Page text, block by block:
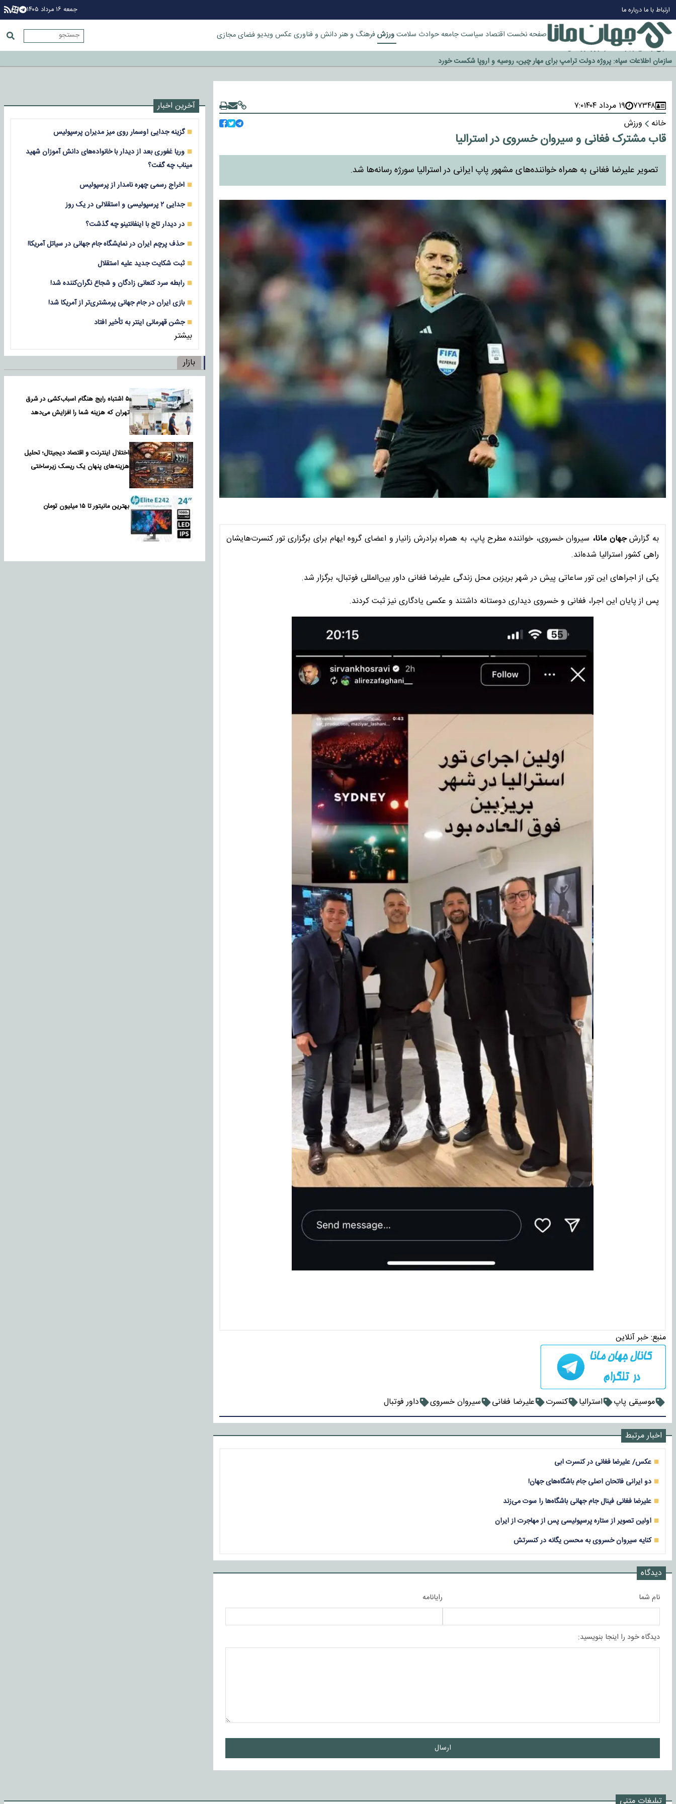
ارتباط با مادرباره ما جمعه ۱۶ مرداد ۱۴۰۵
صفحه نخست اقتصاد سیاستجامعهحوادث سلامتورزشفرهنگ و هنردانش و فناوری عکس ویدیوفضای مجازی
چرا طلا دوباره افزایشی شد؟
گزینه جدایی اوسمار روی میز مدیران پرسپولیس
آیا رئیس جمهور آمریکا قانون را دور می‌زند؟
اخراج رسمی چهره نامدار از پرسپولیس
سازمان اطلاعات سپاه: پروژه دولت ترامپ برای مهار چین، روسیه و اروپا شکست خورد
۷۷۳۴۸ ۱۹ مرداد ۱۴۰۴
۷:۰
خانه
ورزش
قاب مشترک فغانی و سیروان خسروی در استرالیا
تصویر علیرضا فغانی به همراه خواننده‌های مشهور پاپ ایرانی در استرالیا سورژه رسانه‌ها شد.
به گزارشجهان مانا، سیروان خسروی، خواننده مطرح پاپ، به همراه برادرش زانیار و اعضای گروه ایهام برای برگزاری تور کنسرت‌هایشان
راهی کشور استرالیا شده‌اند.
یکی از اجراهای این تور ساعاتی پیش در شهر بریزبن محل زندگی علیرضا فغانی داور بین‌المللی فوتبال، برگزار شد.
پس از پایان این اجرا، فغانی و خسروی دیداری دوستانه داشتند و عکسی یادگاری نیز ثبت کردند.
منبع:خبر آنلاین
موسیقی پاپ استرالیا کنسرت علیرضا فغانی سیروان خسروی داور فوتبال
اخبار مرتبط
عکس/ علیرضا فغانی در کنسرت ابی
دو ایرانی فاتحان اصلی جام باشگاه‌های جهان!
علیرضا فغانی فینال جام جهانی باشگاه‌ها را سوت می‌زند
اولین تصویر از ستاره پرسپولیسی پس از مهاجرت از ایران
کنایه سیروان خسروی به محسن یگانه در کنسرتش
دیدگاه
نام شما رایانامه
دیدگاه خود را اینجا بنویسید:
ارسال
آخرین اخبار
گزینه جدایی اوسمار روی میز مدیران پرسپولیس
وریا غفوری بعد از دیدار با خانواده‌های دانش آموزان شهید
میناب چه گفت؟
اخراج رسمی چهره نامدار از پرسپولیس
جدایی ۲ پرسپولیسی و استقلالی در یک روز
در دیدار تاج با اینفانتینو چه گذشت؟
حذف پرچم ایران در نمایشگاه جام جهانی در سیاتل آمریکا!
ثبت شکایت جدید علیه استقلال
رابطه سرد کنعانی زادگان و شجاع نگران‌کننده شد!
بازی‌ ایران در جام جهانی پرمشتری‌تر از آمریکا شد!
جشن قهرمانی اینتر به تأخیر افتاد
بیشتر
بازار
۵ اشتباه رایج هنگام اسباب‌کشی در شرق
تهران که هزینه شما را افزایش می‌دهد
اختلال اینترنت و اقتصاد دیجیتال؛ تحلیل
هزینه‌های پنهان یک ریسک زیرساختی
بهترین مانیتور تا ۱۵ میلیون تومان